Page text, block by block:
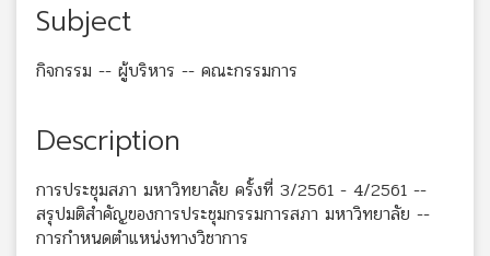
Subject
กิจกรรม -- ผู้บริหาร -- คณะกรรมการ
Description
การประชุมสภา มหาวิทยาลัย ครั้งที่ 3/2561 - 4/2561 --
สรุปมติสำคัญของการประชุมกรรมการสภา มหาวิทยาลัย --
การกำหนดตำแหน่งทางวิชาการ